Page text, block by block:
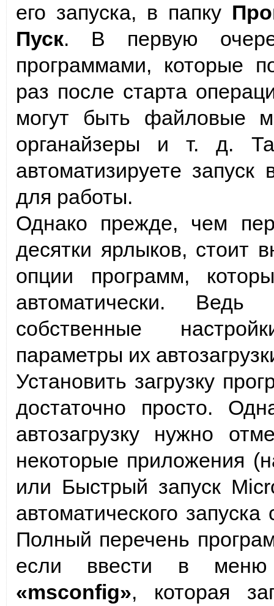
его запуска, в папку
Пуск. В первую
программами, которые
раз после старта
могут быть файловые
органайзеры и т. д.
автоматизируете
для работы.
Однако прежде, чем
десятки ярлыков, стоит
опции программ,
автоматически.
собственные
параметры их
Установить загрузку
достаточно просто.
автозагрузку нужно
некоторые приложения
или Быстрый запуск
автоматического
Полный перечень
если ввести в
«msconfig», которая